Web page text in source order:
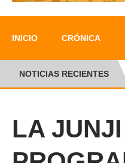
INICIO CRÓNICA
NOTICIAS RECIENTES
LA